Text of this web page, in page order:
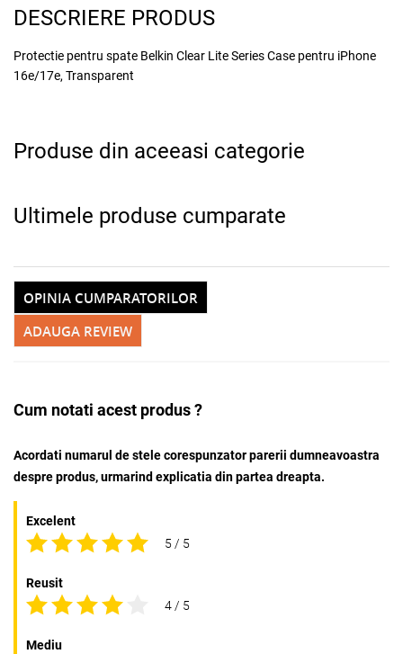
DESCRIERE PRODUS
Protectie pentru spate Belkin Clear Lite Series Case pentru iPhone
16e/17e, Transparent
Produse din aceeasi categorie
Ultimele produse cumparate
ADAUGA REVIEW
OPINIA CUMPARATORILOR
Cum notati acest produs ?
Acordati numarul de stele corespunzator parerii dumneavoastra
despre produs, urmarind explicatia din partea dreapta.
Excelent
5 / 5
Reusit
4 / 5
Mediu